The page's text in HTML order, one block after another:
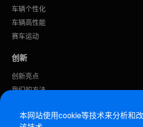
车辆个性化
车辆高性能
赛车运动
创新
创新亮点
我们的方法
沉浸式体验
本网站使用cookie等技术来分析和